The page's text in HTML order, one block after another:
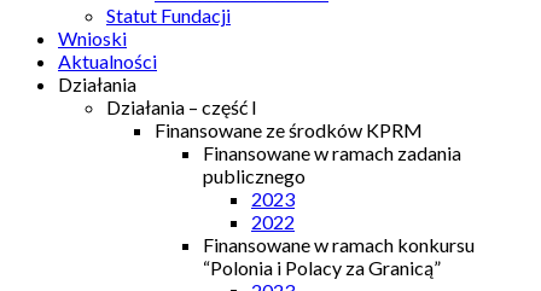
Statut Fundacji
Wnioski
Aktualności
Działania
Działania – część I
Finansowane ze środków KPRM
Finansowane w ramach zadania
publicznego
2023
2022
Finansowane w ramach konkursu
“Polonia i Polacy za Granicą”